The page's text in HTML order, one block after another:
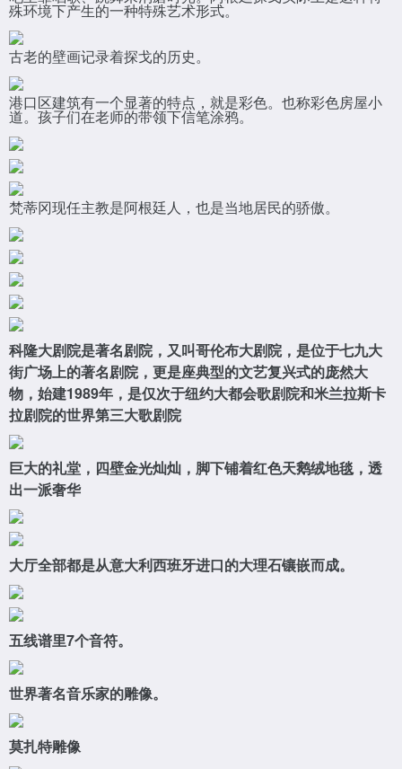
殊环境下产生的一种特殊艺术形式。
古老的壁画记录着探戈的历史。
港口区建筑有一个显著的特点，就是彩色。也称彩色房屋小
道。孩子们在老师的带领下信笔涂鸦。
梵蒂冈现任主教是阿根廷人，也是当地居民的骄傲。
科隆大剧院是著名剧院，又叫哥伦布大剧院，是位于七九大
街广场上的著名剧院，更是座典型的文艺复兴式的庞然大
物，始建1989年，是仅次于纽约大都会歌剧院和米兰拉斯卡
拉剧院的世界第三大歌剧院
巨大的礼堂，四壁金光灿灿，脚下铺着红色天鹅绒地毯，透
出一派奢华
大厅全部都是从意大利西班牙进口的大理石镶嵌而成。
五线谱里7个音符。
世界著名音乐家的雕像。
莫扎特雕像